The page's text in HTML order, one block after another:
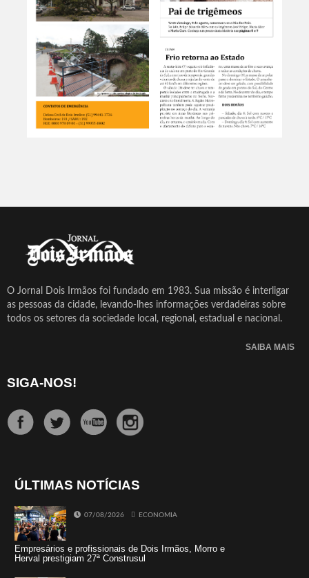
O Jornal Dois Irmãos foi fundado em 1983. Sua missão é interligar
as pessoas da cidade, levando-lhes informações verdadeiras sobre
todos os setores da sociedade local, regional, estadual e nacional.
SAIBA MAIS
SIGA-NOS!
ÚLTIMAS NOTÍCIAS
07/08/2026 ECONOMIA
Empresários e profissionais de Dois Irmãos, Morro e
Herval prestigiam 27ª Construsul